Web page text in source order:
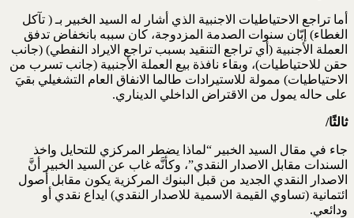
أما تراجع الاحتياطيات الاجنبية الذي أشار له السيد الخبير بـ ( تآكل
الغطاء) إبّان سنوات الصدمة المزدوجة، كان سببه بانخفاض تدفق
العملة الأجنبية (أي تراجع التنقيد بسبب تراجع الايراد النفطي) (جانب
حقن للاحتياطيات)، وبقاء نافذة بيع العملة الأجنبية (جانب تسرب من
الاحتياطيات) ممولة للاستيرادات طالما الانفاق العام التشغيلي بقيَ
على حاله يمول من الاقتراض الداخلي الديناري.
ثالثًا/
جاء في مقال السيد الخبير “لماذا يضطر المركزي للتحايل واخذ
السندات مقابل الاصدار النقدي”، وكأنَّه غاب عن السيد الخبير أنَّ
الاصدار النقدي الجديد من قبل البنوك المركزية يكون مقابل أصول
ائتمانية (تساوي القيمة الاسمية للاصدار النقدي) ايداع نقدي أو
ودائعي.